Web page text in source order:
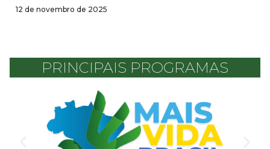
12 de novembro de 2025
PRINCIPAIS PROGRAMAS